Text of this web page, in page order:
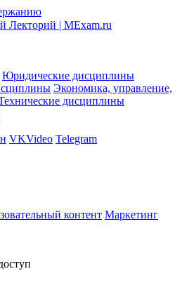
Юридические дисциплины
Экономика, управление,
дисциплины
VKVideo Telegram
контент Маркетинг